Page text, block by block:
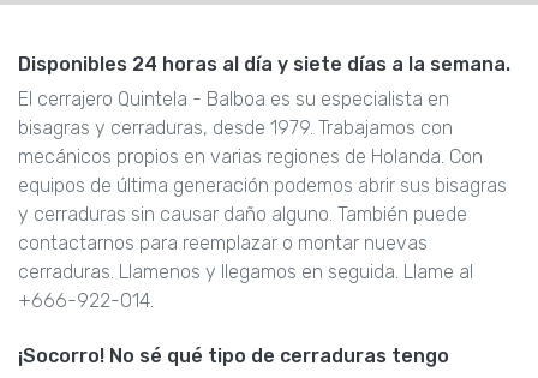
Disponibles 24 horas al día y siete días a la semana.
El cerrajero Quintela - Balboa es su especialista en
bisagras y cerraduras, desde 1979. Trabajamos con
mecánicos propios en varias regiones de Holanda. Con
equipos de última generación podemos abrir sus bisagras
y cerraduras sin causar daño alguno. También puede
contactarnos para reemplazar o montar nuevas
cerraduras. Llamenos y llegamos en seguida. Llame al
+666-922-014.
¡Socorro! No sé qué tipo de cerraduras tengo